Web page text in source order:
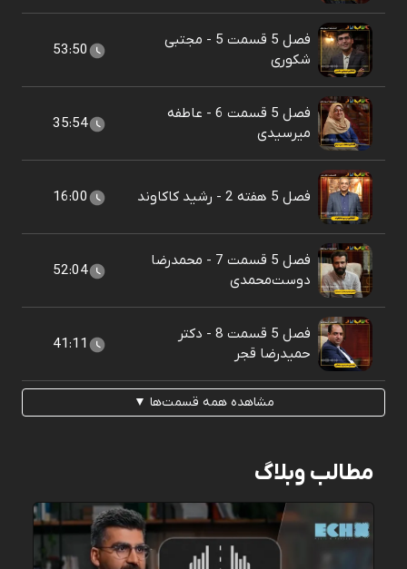
فصل 5 قسمت 5 - مجتبی
شکوری
53:50
فصل 5 قسمت 6 - عاطفه
میرسیدی
35:54
فصل 5 هفته 2 - رشید کاکاوند 16:00
فصل 5 قسمت 7 - محمدرضا
دوست‌محمدی
52:04
فصل 5 قسمت 8 - دکتر
حمیدرضا قجر
41:11
مشاهده همه قسمت‌ها ▼
مطالب وبلاگ